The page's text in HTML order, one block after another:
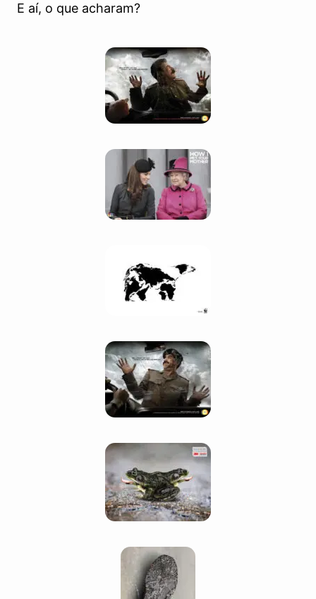
E aí, o que acharam?